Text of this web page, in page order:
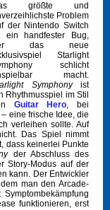
größte und
Problem
der Nintendo Switch
ein handfester Bug,
das neue
Starlight
schlicht
macht.
Symphonyist
Rhythmusspiel im Stil
Guitar Hero, bei
eine frische Idee, die
verleihen sollte. Auf
Das Spiel nimmt
dass keinerlei Punkte
der Abschluss des
Story-Modus auf der
kann. Der Entwickler
man den Arcade-
funktionieren, erst